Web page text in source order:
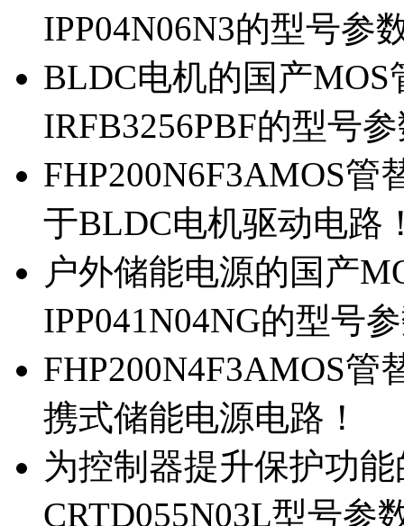
IPP04N06N3的型号参
BLDC电机的国产MOS
IRFB3256PBF的型号
FHP200N6F3AMOS管
于BLDC电机驱动电路
户外储能电源的国产
IPP041N04NG的型号
FHP200N4F3AMOS管
携式储能电源电路！
为控制器提升保护功
CRTD055N03L型号参